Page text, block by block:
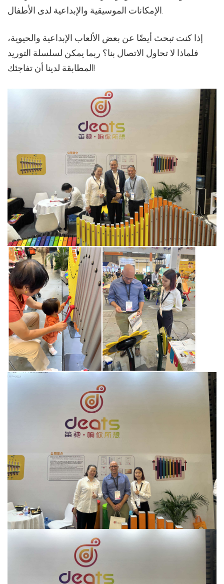
الإمكانات الموسيقية والإبداعية لدى الأطفال.
إذا كنت تبحث أيضًا عن بعض الألعاب الإبداعية والحيوية،
فلماذا لا تحاول الاتصال بنا؟ ربما يمكن لسلسلة التوريد
المطابقة لدينا أن تفاجئك!